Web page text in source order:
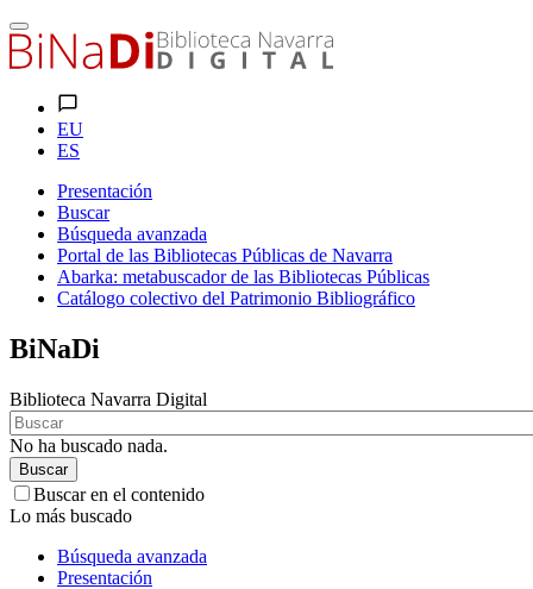
EU
ES
Presentación
Buscar
Búsqueda avanzada
Portal de las Bibliotecas Públicas de Navarra
Abarka: metabuscador de las Bibliotecas Públicas
Catálogo colectivo del Patrimonio Bibliográfico
BiNaDi
Biblioteca Navarra Digital
No ha buscado nada.
Buscar
Buscar en el contenido
Lo más buscado
Búsqueda avanzada
Presentación